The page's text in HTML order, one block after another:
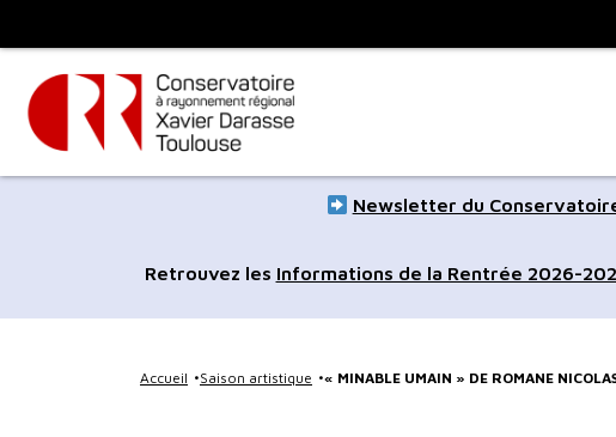
principal
à
navigation
métropole
Newsletter du
Retrouvez les Informations de la Rentrée 2026-
Accueil Saison artistique « MINABLE UMAIN » DE ROMANE